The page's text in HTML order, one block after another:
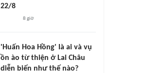
22/8
8 giờ
'Huấn Hoa Hồng' là ai và vụ
ồn ào từ thiện ở Lai Châu
diễn biến như thế nào?